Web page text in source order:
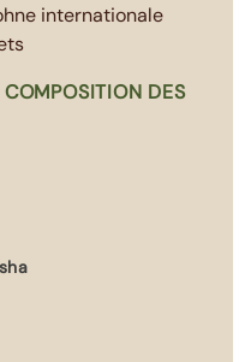
internationale
DES